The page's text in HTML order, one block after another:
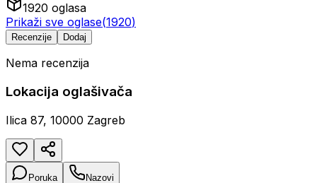
1920 oglasa
Prikaži sve oglase(1920)
Recenzije Dodaj
Nema recenzija
Lokacija oglašivača
Ilica 87, 10000 Zagreb
Poruka Nazovi